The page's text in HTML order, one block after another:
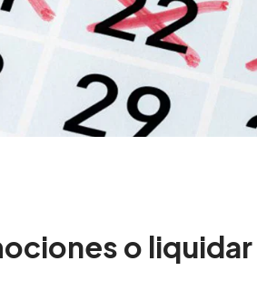
o liquidar